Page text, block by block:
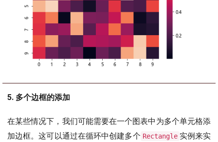
5. 多个边框的添加
在某些情况下，我们可能需要在一个图表中为多个单元格添
加边框。这可以通过在循环中创建多个 Rectangle 实例来实